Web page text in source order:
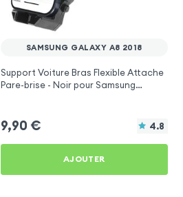
SAMSUNG GALAXY A8 2018
Support Voiture Bras Flexible Attache
Pare-brise - Noir pour Samsung
9,90 € 4.8
AJOUTER